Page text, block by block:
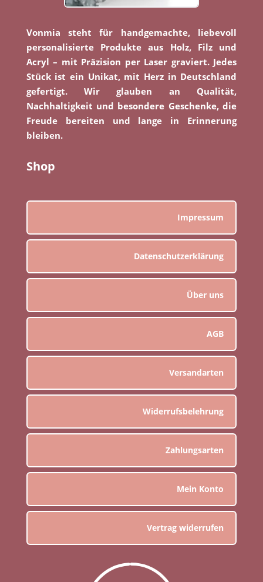
Vonmia steht für handgemachte, liebevoll
personalisierte Produkte aus Holz, Filz und
Acryl – mit Präzision per Laser graviert. Jedes
Stück ist ein Unikat, mit Herz in Deutschland
gefertigt. Wir glauben an Qualität,
Nachhaltigkeit und besondere Geschenke, die
Freude bereiten und lange in Erinnerung
bleiben.
Shop
Impressum
Datenschutzerklärung
Über uns
AGB
Versandarten
Widerrufsbelehrung
Zahlungsarten
Mein Konto
Vertrag widerrufen